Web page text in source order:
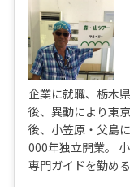
企業に就職、栃木
後、異動により東
後、小笠原・父島
000年独立開業。
専門ガイドを勤める